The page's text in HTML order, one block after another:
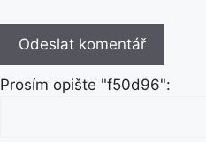
Prosím opište "f50d96":